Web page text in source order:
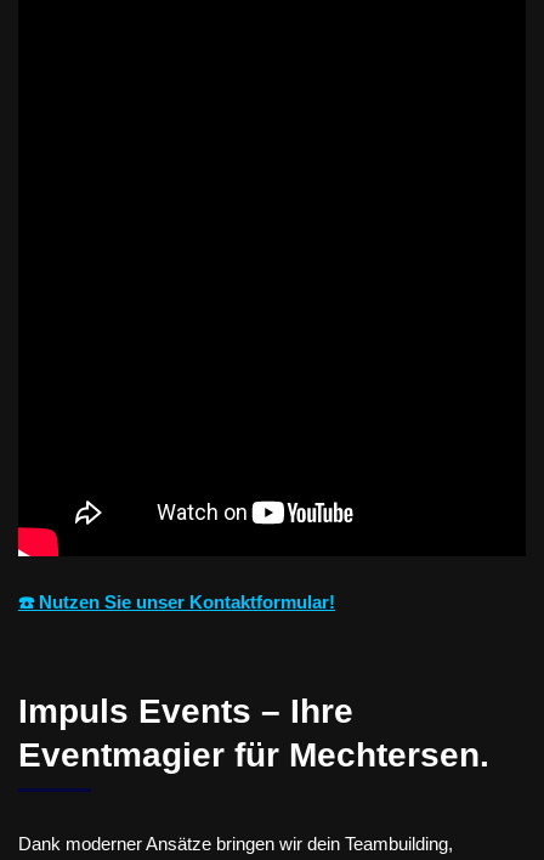
☎️ Nutzen Sie unser Kontaktformular!
Impuls Events – Ihre
Eventmagier für Mechtersen.
Dank moderner Ansätze bringen wir dein Teambuilding,